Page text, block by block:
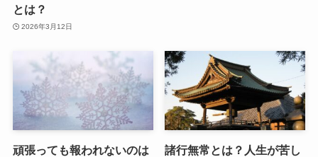
とは？
2026年3月12日
頑張っても報われないのは
諸行無常とは？人生が苦し